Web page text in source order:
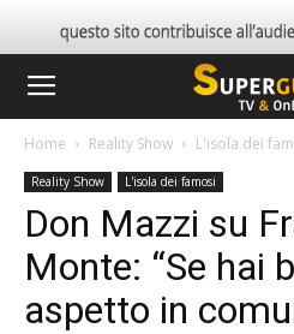
Home Reality Show L'isola dei
Reality Show L'isola dei famosi
Don Mazzi su
Monte: “Se hai
aspetto in